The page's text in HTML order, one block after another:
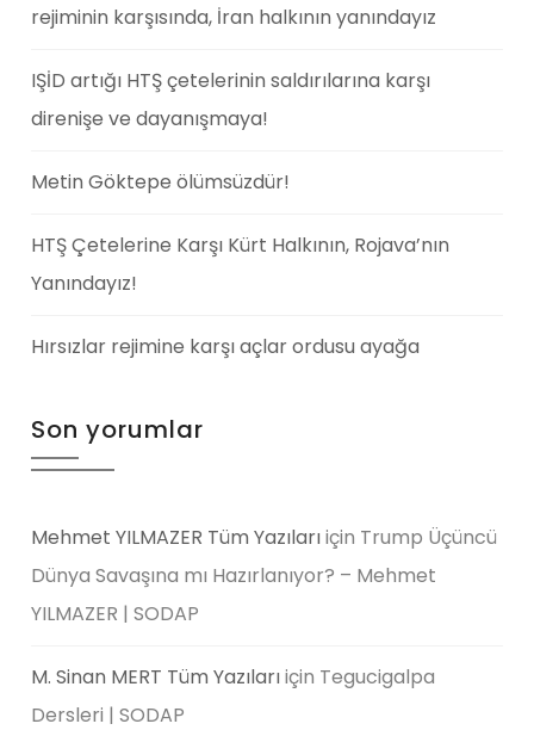
rejiminin karşısında, İran halkının yanındayız
IŞİD artığı HTŞ çetelerinin saldırılarına karşı
direnişe ve dayanışmaya!
Metin Göktepe ölümsüzdür!
HTŞ Çetelerine Karşı Kürt Halkının, Rojava’nın
Yanındayız!
Hırsızlar rejimine karşı açlar ordusu ayağa
Son yorumlar
Mehmet YILMAZER Tüm Yazılarıiçin Trump Üçüncü
Dünya Savaşına mı Hazırlanıyor? – Mehmet
YILMAZER | SODAP
M. Sinan MERT Tüm Yazılarıiçin Tegucigalpa
Dersleri | SODAP